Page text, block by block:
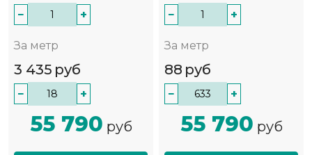
− +
За метр
3 435 руб
− +
55 790 руб
− +
За метр
88 руб
− +
55 790 руб